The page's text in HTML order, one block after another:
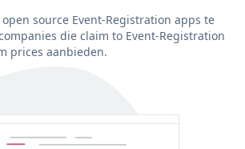
source Event-Registration apps te
die claim to Event-Registration
prices aanbieden.